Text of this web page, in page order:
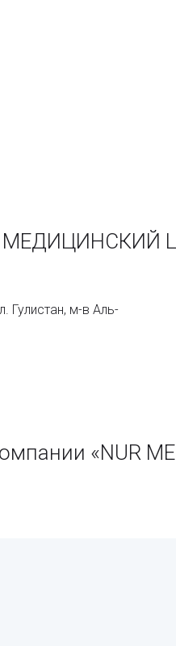
МЕДИЦИНСКИЙ
Гулистан, м-в Аль-
«NUR